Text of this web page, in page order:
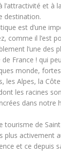
l’attractivité et à
destination.
est d’une
comme il l’est
l’une des
de France ! qui
monde,
les Alpes, la
les racines
dans notre
tourisme de
plus activement
et ce depuis